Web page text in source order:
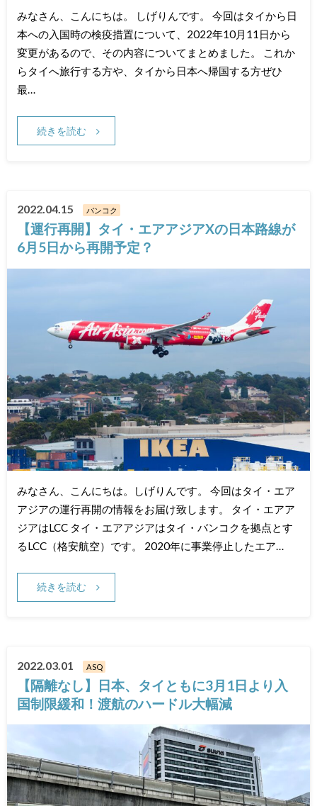
みなさん、こんにちは。 しげりんです。 今回はタイから日
本への入国時の検疫措置について、2022年10月11日から
変更があるので、その内容についてまとめました。 これか
らタイへ旅行する方や、タイから日本へ帰国する方ぜひ
最…
続きを読む
2022.04.15 バンコク
【運行再開】タイ・エアアジアXの日本路線が
6月5日から再開予定？
みなさん、こんにちは。しげりんです。 今回はタイ・エア
アジアの運行再開の情報をお届け致します。 タイ・エアア
ジアはLCC タイ・エアアジアはタイ・バンコクを拠点とす
るLCC（格安航空）です。 2020年に事業停止したエア…
続きを読む
2022.03.01 ASQ
【隔離なし】日本、タイともに3月1日より入
国制限緩和！渡航のハードル大幅減